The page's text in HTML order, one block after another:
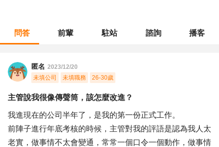
問答 前輩 駐站 諮詢 播客
匿名 2023/12/20
未填公司
未填職務 26-30歲
主管說我很像傳聲筒，該怎麼改進？
我進現在的公司半年了，是我的第一份正式工作。
前陣子進行年底考核的時候，主管對我的評語是認為我人太
老實，做事情不太會變通，常常一個口令一個動作，做事情